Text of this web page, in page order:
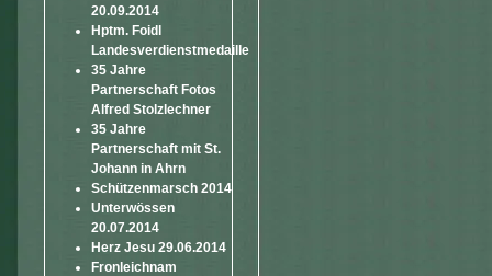
20.09.2014
Hptm. Foidl
Landesverdienstmedaille
35 Jahre
Partnerschaft Fotos
Alfred Stolzlechner
35 Jahre
Partnerschaft mit St.
Johann in Ahrn
Schützenmarsch 2014
Unterwössen
20.07.2014
Herz Jesu 29.06.2014
Fronleichnam